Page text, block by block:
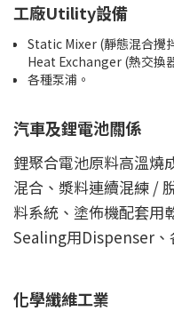
工廠Utility設備
Static Mixer (靜態混合攪
Heat Exchanger (熱交換
各種泵浦。
汽車及鋰電池關係
鋰聚合電池原料高溫燒
混合、漿料連續混練 /
料系統、塗佈機配套用
Sealing用Dispenser、
化學纖維工業